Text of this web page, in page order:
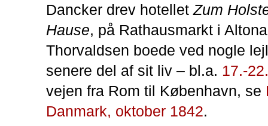
Dancker drev hotelletZum
Hause, på Rathausmarkt i
Thorvaldsen boede ved nogle
senere del af sit liv – bl.a. 17.-
vejen fra Rom til København, se
Danmark, oktober 1842.